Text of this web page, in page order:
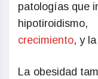
patologías que
crecimiento, y
La obesidad